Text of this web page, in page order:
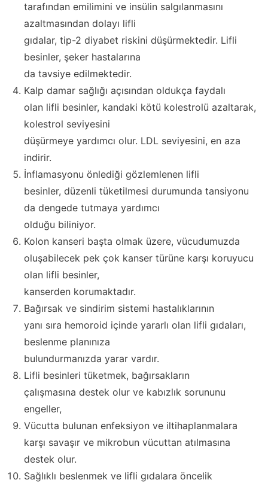
tarafından emilimini ve insülin salgılanmasını
azaltmasından dolayı lifli
gıdalar, tip-2 diyabet riskini düşürmektedir. Lifli
besinler, şeker hastalarına
da tavsiye edilmektedir.
Kalp damar sağlığı açısından oldukça faydalı
olan lifli besinler, kandaki kötü kolestrolü azaltarak,
kolestrol seviyesini
düşürmeye yardımcı olur. LDL seviyesini, en aza
indirir.
İnflamasyonu önlediği gözlemlenen lifli
besinler, düzenli tüketilmesi durumunda tansiyonu
da dengede tutmaya yardımcı
olduğu biliniyor.
Kolon kanseri başta olmak üzere, vücudumuzda
oluşabilecek pek çok kanser türüne karşı koruyucu
olan lifli besinler,
kanserden korumaktadır.
Bağırsak ve sindirim sistemi hastalıklarının
yanı sıra hemoroid içinde yararlı olan lifli gıdaları,
beslenme planınıza
bulundurmanızda yarar vardır.
Lifli besinleri tüketmek, bağırsakların
çalışmasına destek olur ve kabızlık sorununu
engeller,
Vücutta bulunan enfeksiyon ve iltihaplanmalara
karşı savaşır ve mikrobun vücuttan atılmasına
destek olur.
Sağlıklı beslenmek ve lifli gıdalara öncelik